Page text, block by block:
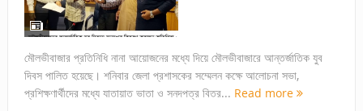
মৌলভীবাজার প্রতিনিধি নানা আয়োজনের মধ্যে দিয়ে মৌলভীবাজারে আন্তর্জাতিক যুব
দিবস পালিত হয়েছে। শনিবার জেলা প্রশাসকের সম্মেলন কক্ষে আলোচনা সভা,
প্রশিক্ষণার্থীদের মধ্যে যাতায়াত ভাতা ও সনদপত্র বিতর... Read more